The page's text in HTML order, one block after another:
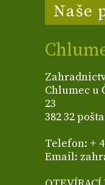
Naše
Chlumec u
23
382 32
Telefon: +
Email: